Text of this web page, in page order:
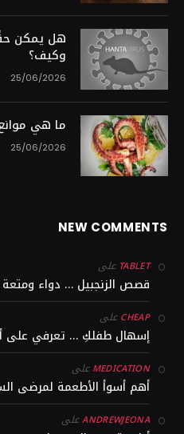
هل يمكن
وكيف؟
25/06/2026
ما هي
25/06/2026
NEW COMMENTS
TABLET على
قصص الزنجبيل … دواء
CHEAPعلى
إسهال طفلكِ … تعرفي على
MEDICATIONعلى
أهم أسوأ الأطعمة لمرضى
ANDREWJEONAعلى